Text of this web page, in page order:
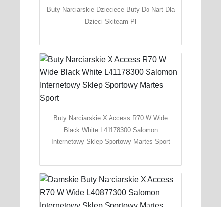
Buty Narciarskie Dzieciece Buty Do Nart Dla
Dzieci Skiteam Pl
Buty Narciarskie X Access R70 W Wide
Black White L41178300 Salomon
Internetowy Sklep Sportowy Martes Sport